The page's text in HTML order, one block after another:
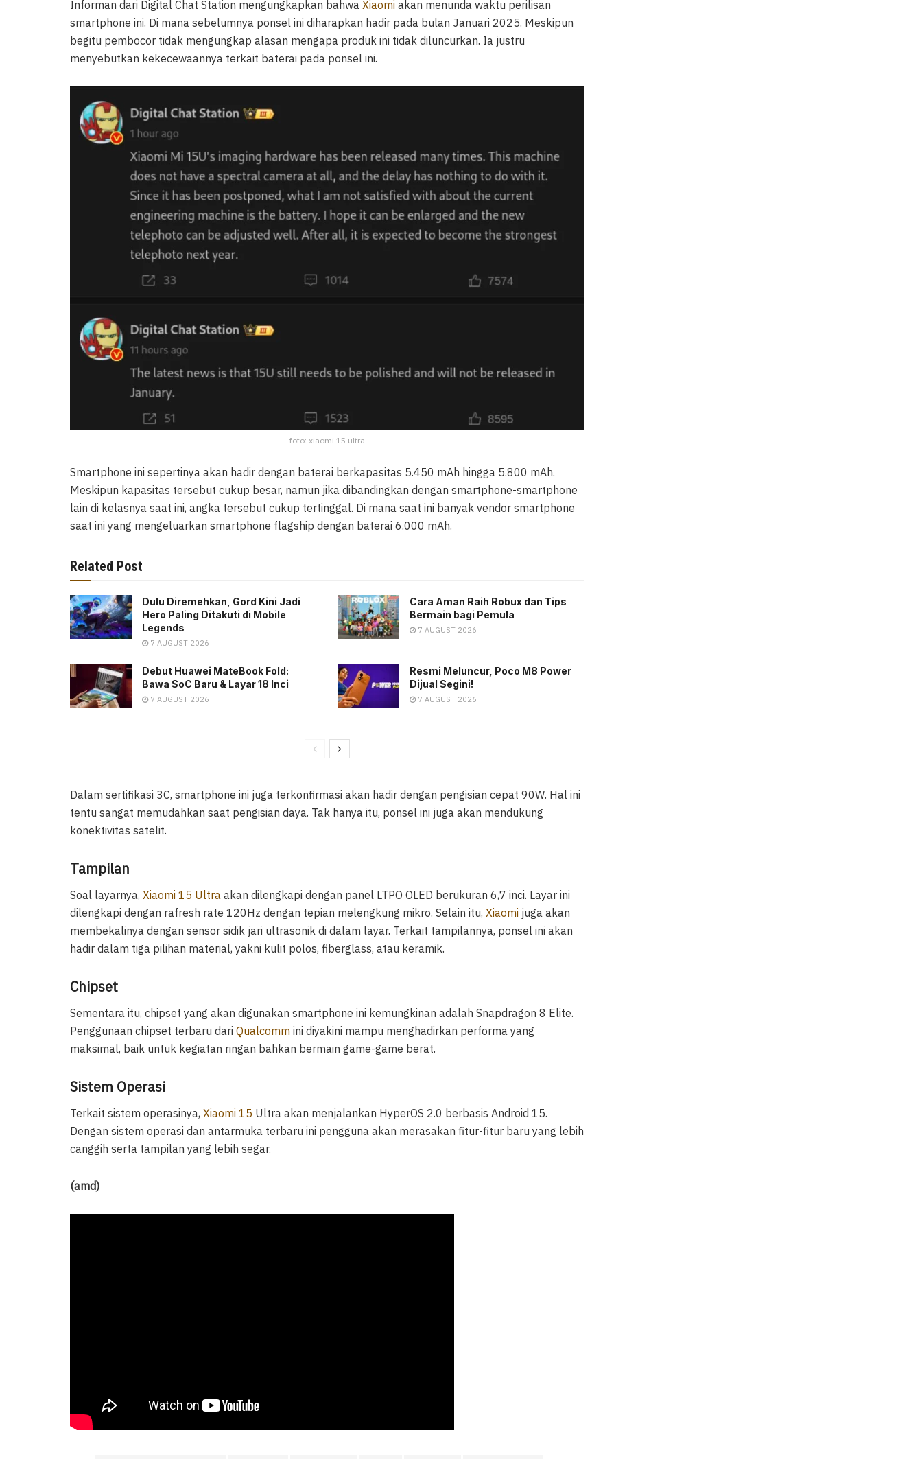
Informan dari Digital Chat Station mengungkapkan bahwa Xiaomi akan menunda waktu perilisan
smartphone ini. Di mana sebelumnya ponsel ini diharapkan hadir pada bulan Januari 2025. Meskipun
begitu pembocor tidak mengungkap alasan mengapa produk ini tidak diluncurkan. Ia justru
menyebutkan kekecewaannya terkait baterai pada ponsel ini.
foto: xiaomi 15 ultra
Smartphone ini sepertinya akan hadir dengan baterai berkapasitas 5.450 mAh hingga 5.800 mAh.
Meskipun kapasitas tersebut cukup besar, namun jika dibandingkan dengan smartphone-smartphone
lain di kelasnya saat ini, angka tersebut cukup tertinggal. Di mana saat ini banyak vendor smartphone
saat ini yang mengeluarkan smartphone flagship dengan baterai 6.000 mAh.
Related Post
Dulu Diremehkan, Gord Kini Jadi
Hero Paling Ditakuti di Mobile
Legends
7 AUGUST 2026
Cara Aman Raih Robux dan Tips
Bermain bagi Pemula
7 AUGUST 2026
Debut Huawei MateBook Fold:
Bawa SoC Baru & Layar 18 Inci
7 AUGUST 2026
Resmi Meluncur, Poco M8 Power
Dijual Segini!
7 AUGUST 2026
Dalam sertifikasi 3C, smartphone ini juga terkonfirmasi akan hadir dengan pengisian cepat 90W. Hal ini
tentu sangat memudahkan saat pengisian daya. Tak hanya itu, ponsel ini juga akan mendukung
konektivitas satelit.
Tampilan
Soal layarnya, Xiaomi 15 Ultra akan dilengkapi dengan panel LTPO OLED berukuran 6,7 inci. Layar ini
dilengkapi dengan rafresh rate 120Hz dengan tepian melengkung mikro. Selain itu, Xiaomi juga akan
membekalinya dengan sensor sidik jari ultrasonik di dalam layar. Terkait tampilannya, ponsel ini akan
hadir dalam tiga pilihan material, yakni kulit polos, fiberglass, atau keramik.
Chipset
Sementara itu, chipset yang akan digunakan smartphone ini kemungkinan adalah Snapdragon 8 Elite.
Penggunaan chipset terbaru dari Qualcomm ini diyakini mampu menghadirkan performa yang
maksimal, baik untuk kegiatan ringan bahkan bermain game-game berat.
Sistem Operasi
Terkait sistem operasinya, Xiaomi 15 Ultra akan menjalankan HyperOS 2.0 berbasis Android 15.
Dengan sistem operasi dan antarmuka terbaru ini pengguna akan merasakan fitur-fitur baru yang lebih
canggih serta tampilan yang lebih segar.
(amd)